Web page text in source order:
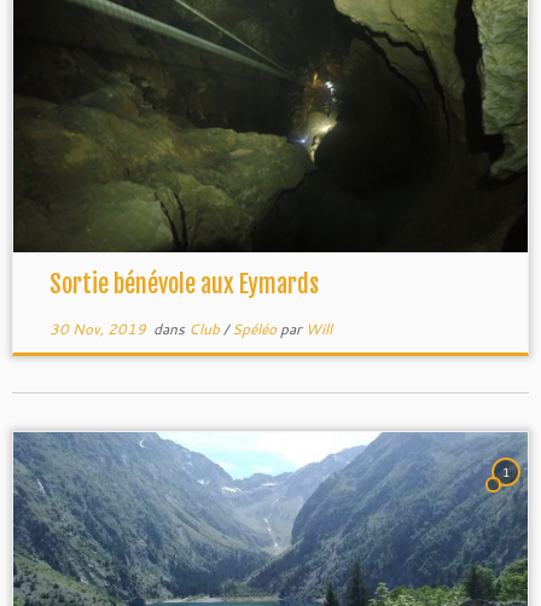
Sortie bénévole aux Eymards
30 Nov, 2019dans Club/Spéléopar Will
1
Gucem